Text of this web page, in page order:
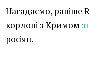
Нагадаємо, раніше
кордоні з Кримом
росіян.